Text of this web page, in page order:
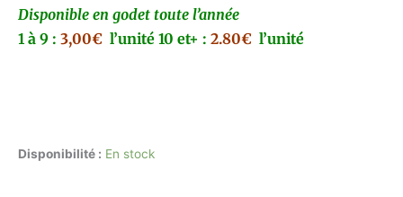
Disponible en godet toute l’année
1 à 9 : 3,00€ l’unité 10 et+ : 2.80€ l’unité
Disponibilité : En stock
quantité